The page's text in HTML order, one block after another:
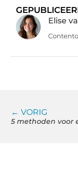
Elise
← VORIG
5 methoden voor